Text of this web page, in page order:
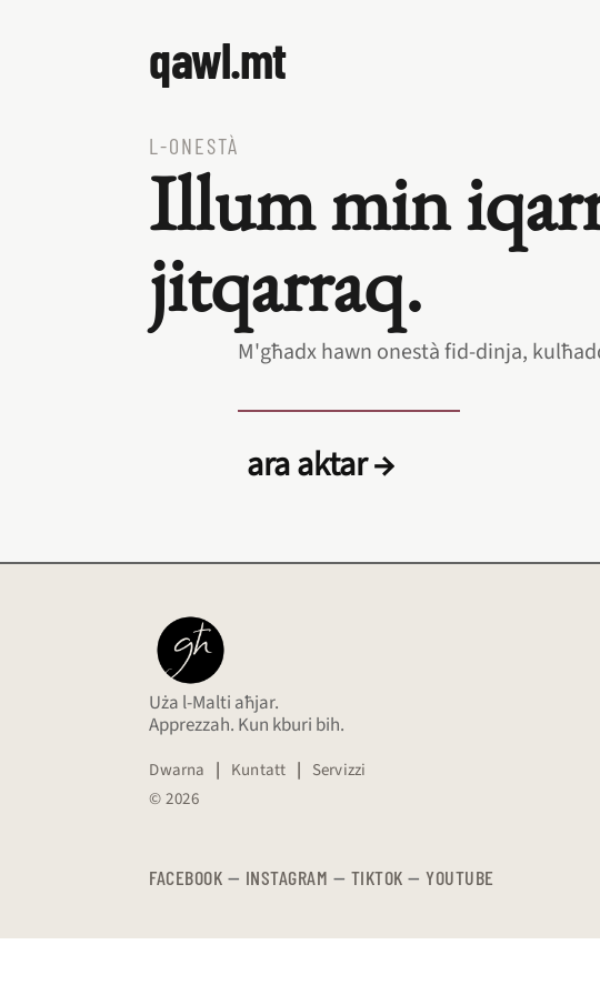
qawl.mt
L‑ONESTÀ
Illum min
jitqarraq.
M'għadx hawn onestà fid‑dinja,
ara aktar →
Uża l-Malti aħjar.
Apprezzah. Kun kburi bih.
Dwarna | Kuntatt | Servizzi
© 2026
FACEBOOK — INSTAGRAM — TIKTOK — YOUTUBE